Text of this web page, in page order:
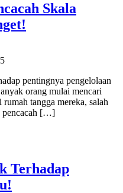
Skala
pentingnya pengelolaan
orang mulai mencari
tangga mereka, salah
pencacah […]
Terhadap